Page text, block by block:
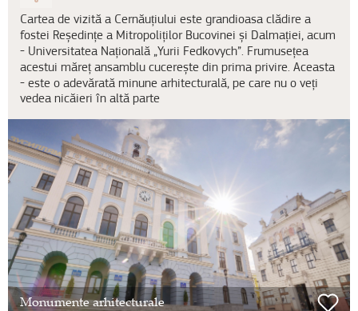
Cartea de vizită a Cernăuțiului este grandioasa clădire a
fostei Reședințe a Mitropoliților Bucovinei și Dalmației, acum
- Universitatea Națională „Yurii Fedkovych”. Frumusețea
acestui măreț ansamblu cucerește din prima privire. Aceasta
- este o adevărată minune arhitecturală, pe care nu o veți
vedea nicăieri în altă parte
Monumente arhitecturale